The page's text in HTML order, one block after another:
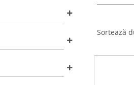
Sortează